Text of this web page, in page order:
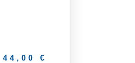
44,00€